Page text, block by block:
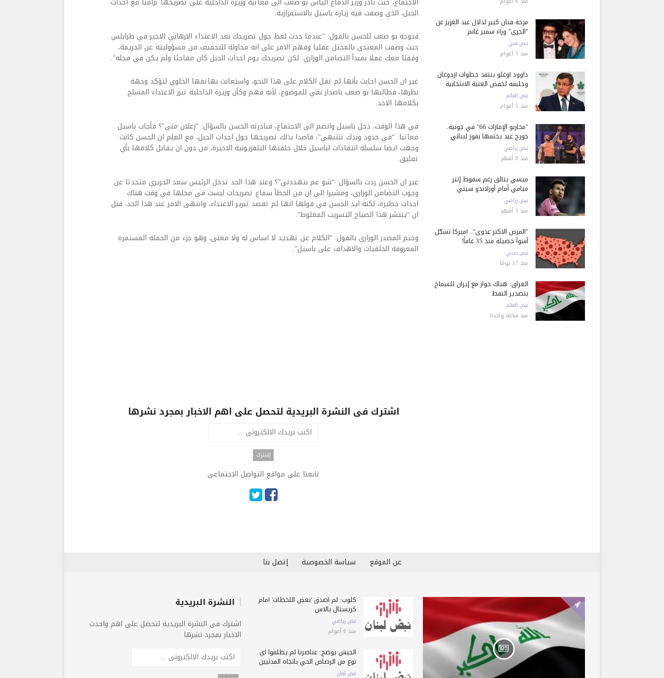
الجبل، الذي وصفت فيه زيارة باسيل بالاستفزازية.
فتوجه بو صعب للحسن بالقول: “عندما حدث لغط حول تصريحك بعد الاعتداء الارهابي الاخير في طرابلس
حيث وصفت المعتدي بالمختل عقليا وفهم الامر على انه محاولة للتخفيف من مسؤوليته عن الجريمة،
وقفنا معك عملا بمبدأ التضامن الوزاري. لكن تصريحك يوم احداث الجبل كان مفاجئا ولم يكن في محله”.
غير ان الحسن اجابت بأنها لم تقل الكلام على هذا النحو، واستعانت بهاتفها الخلوي لتؤكد وجهة
نظرها، فطالبها بو صعب باصدار نفي للموضوع، لأنه فهم وكأن وزيرة الداخلية تبرر الاعتداء المسلح
بكلامها الاحد.
في هذا الوقت، دخل باسيل وانضم الى الاجتماع، فبادرته الحسن بالسؤال: “زعلان مني”؟ فأجاب باسيل
معاتبا: “في حدود وبدك تنتبهي”، قاصدا بذلك تصريحها حول احداث الجبل، مع العلم ان الحسن كانت
وجهت ايضا سلسلة انتقادات لباسيل خلال حلقتها التلفزيونية الاخيرة، من دون ان يقابل كلامها بأي
تعليق.
غير ان الحسن ردت بالسؤال: “شو عم بتهددني”؟ وعند هذا الحد تدخل الرئيس سعد الحريري متحدثا عن
وجوب التضامن الوزاري، ومشيرا الى ان من الخطأ سماع تصريحات ليست في محلها في وقت هناك
احداث خطيرة، لكنه ايد الحسن في قولها انها لم تقصد تبرير الاعتداء، وانتهى الامر عند هذا الحد، قبل
ان “ينتشر هذا الصباح التسريب المغلوط”.
وختم المصدر الوزاري بالقول: “الكلام عن تهديد لا اساس له ولا معنى، وهو جزء من الحملة المستمرة
المعروفة الخلفيات والاهداف على باسيل”.
اشترك فى النشرة البريدية لتحصل على اهم الاخبار بمجرد نشرها
تابعنا على مواقع التواصل الاجتماعى
مزحة فنان كبير لدلال عبد العزيز عن
"الجري" وراء سمير غانم
نبض فني
منذ 5 أعوام
داوود أوغلو ينتقد خطوات أردوغان
وحليفه لخفض العتبة الانتخابية
نبض العالم
منذ 5 أعوام
"محاربو الإمارات 66" في جونية..
جورج عيد يختمها بفوز لبناني
نبض رياضي
منذ 8 أشهر
ميسي يتألق رغم سقوط إنتر
ميامي أمام أورلاندو سيتي
نبض رياضي
منذ 3 أشهر
"المرض الأكثر عدوى".. أميركا تسجّل
أسوأ حصيلة منذ 35 عاماً!
نبض صحي
منذ 17 يومًا
العراق: هناك حوار مع إيران للسماح
بتصدير النفط
نبض العالم
منذ ساعة واحدة
عن الموقع سياسة الخصوصية إتصل بنا
كلوب: لم أصدق 'بعض اللحظات' أمام
كريستال بالاس
نبض رياضي
منذ 6 أعوام
الجيش يوضح: عناصرنا لم يطلقوا أي
نوع من الرصاص الحي باتجاه المدنيين
نبض لبنان
النشرة البريدية
اشترك فى النشرة البريدية لتحصل على اهم واحدث
الاخبار بمجرد نشرها